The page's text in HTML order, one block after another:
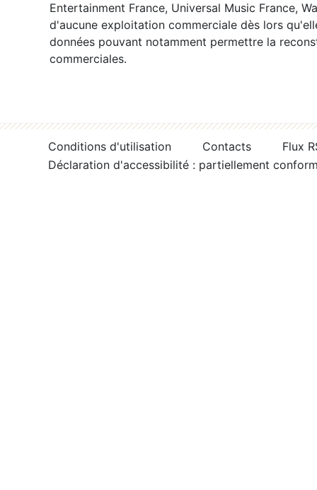
Entertainment France, Universal Music France,
d'aucune exploitation commerciale dès lors
données pouvant notamment permettre la
commerciales.
Conditions d'utilisation Contacts
Flux
Déclaration d'accessibilité : partiellement